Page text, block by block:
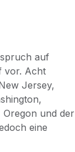
auf
vor. Acht
Jersey,
Oregon und der
eine